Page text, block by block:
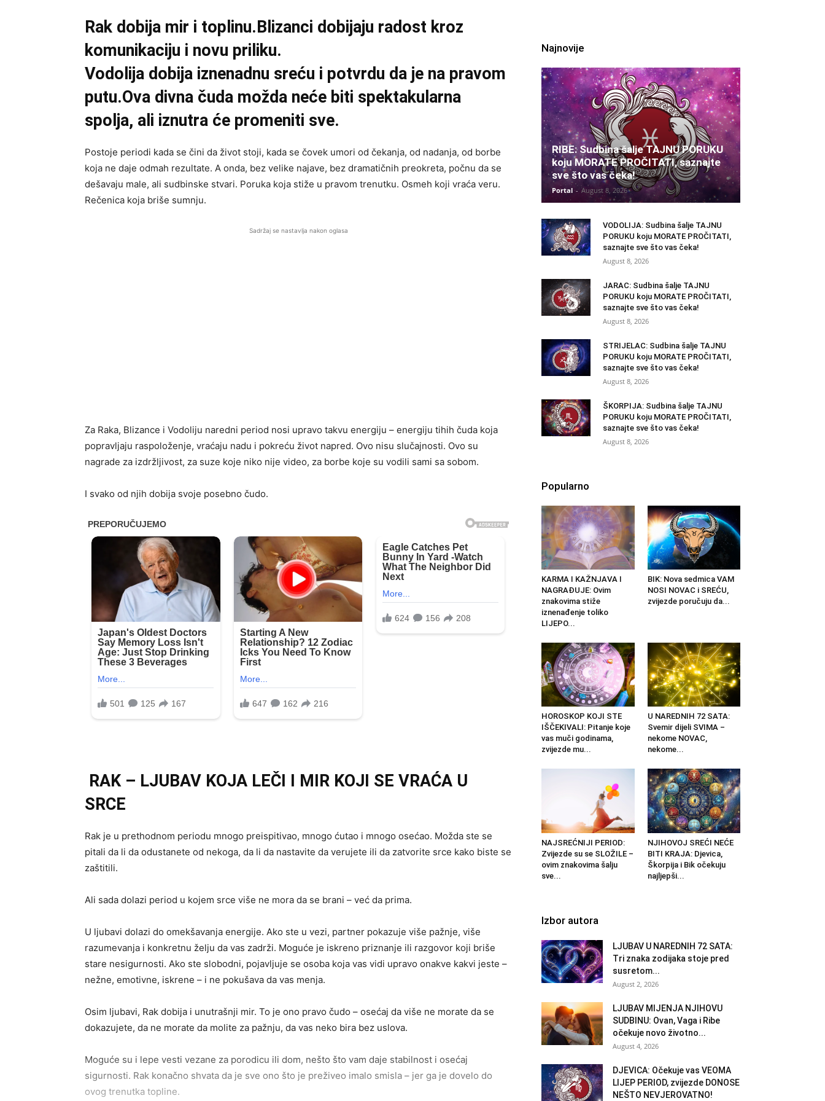
Rak dobija mir i toplinu.Blizanci dobijaju radost kroz
komunikaciju i novu priliku.
Vodolija dobija iznenadnu sreću i potvrdu da je na pravom
putu.Ova divna čuda možda neće biti spektakularna
spolja, ali iznutra će promeniti sve.
Postoje periodi kada se čini da život stoji, kada se čovek umori od čekanja, od nadanja, od borbe
koja ne daje odmah rezultate. A onda, bez velike najave, bez dramatičnih preokreta, počnu da se
dešavaju male, ali sudbinske stvari. Poruka koja stiže u pravom trenutku. Osmeh koji vraća veru.
Rečenica koja briše sumnju.
Sadržaj se nastavlja nakon oglasa
Za Raka, Blizance i Vodoliju naredni period nosi upravo takvu energiju – energiju tihih čuda koja
popravljaju raspoloženje, vraćaju nadu i pokreću život napred. Ovo nisu slučajnosti. Ovo su
nagrade za izdržljivost, za suze koje niko nije video, za borbe koje su vodili sami sa sobom.
I svako od njih dobija svoje posebno čudo.
RAK – LJUBAV KOJA LEČI I MIR KOJI SE VRAĆA U
SRCE
Rak je u prethodnom periodu mnogo preispitivao, mnogo ćutao i mnogo osećao. Možda ste se
pitali da li da odustanete od nekoga, da li da nastavite da verujete ili da zatvorite srce kako biste se
zaštitili.
Ali sada dolazi period u kojem srce više ne mora da se brani – već da prima.
U ljubavi dolazi do omekšavanja energije. Ako ste u vezi, partner pokazuje više pažnje, više
razumevanja i konkretnu želju da vas zadrži. Moguće je iskreno priznanje ili razgovor koji briše
stare nesigurnosti. Ako ste slobodni, pojavljuje se osoba koja vas vidi upravo onakve kakvi jeste –
nežne, emotivne, iskrene – i ne pokušava da vas menja.
Osim ljubavi, Rak dobija i unutrašnji mir. To je ono pravo čudo – osećaj da više ne morate da se
dokazujete, da ne morate da molite za pažnju, da vas neko bira bez uslova.
Moguće su i lepe vesti vezane za porodicu ili dom, nešto što vam daje stabilnost i osećaj
sigurnosti. Rak konačno shvata da je sve ono što je preživeo imalo smisla – jer ga je dovelo do
ovog trenutka topline.
Najnovije
RIBE: Sudbina šalje TAJNU PORUKU
koju MORATE PROČITATI, saznajte
sve što vas čeka!
Portal - August 8, 2026
VODOLIJA: Sudbina šalje TAJNU
PORUKU koju MORATE PROČITATI,
saznajte sve što vas čeka!
August 8, 2026
JARAC: Sudbina šalje TAJNU
PORUKU koju MORATE PROČITATI,
saznajte sve što vas čeka!
August 8, 2026
STRIJELAC: Sudbina šalje TAJNU
PORUKU koju MORATE PROČITATI,
saznajte sve što vas čeka!
August 8, 2026
ŠKORPIJA: Sudbina šalje TAJNU
PORUKU koju MORATE PROČITATI,
saznajte sve što vas čeka!
August 8, 2026
Popularno
KARMA I KAŽNJAVA I
NAGRAĐUJE: Ovim
znakovima stiže
iznenađenje toliko
LIJEPO...
BIK: Nova sedmica VAM
NOSI NOVAC i SREĆU,
zvijezde poručuju da...
HOROSKOP KOJI STE
IŠČEKIVALI: Pitanje koje
vas muči godinama,
zvijezde mu...
U NAREDNIH 72 SATA:
Svemir dijeli SVIMA –
nekome NOVAC,
nekome...
NAJSREĆNIJI PERIOD:
Zvijezde su se SLOŽILE –
ovim znakovima šalju
sve...
NJIHOVOJ SREĆI NEĆE
BITI KRAJA: Djevica,
Škorpija i Bik očekuju
najljepši...
Izbor autora
LJUBAV U NAREDNIH 72 SATA:
Tri znaka zodijaka stoje pred
susretom...
August 2, 2026
LJUBAV MIJENJA NJIHOVU
SUDBINU: Ovan, Vaga i Ribe
očekuje novo životno...
August 4, 2026
DJEVICA: Očekuje vas VEOMA
LIJEP PERIOD, zvijezde DONOSE
NEŠTO NEVJEROVATNO!